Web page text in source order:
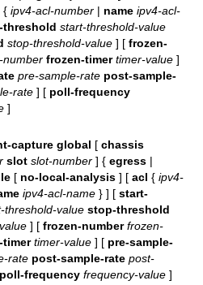
{ ipv4-acl-number| name ipv4-acl-
start-threshold-value
stop-threshold-value ] [ frozen-
numberfrozen-timertimer-value ]
pre-sample-ratepost-sample-
rate ] [poll-frequency
]
capture global [ chassis
slot slot-number] { egress |
[ no-local-analysis] [ acl { ipv4-
ipv4-acl-name}] [start-
threshold-valuestop-threshold
] [ frozen-numberfrozen-
timer-value ] [ pre-sample-
ratepost-sample-rate post-
frequency frequency-value ]